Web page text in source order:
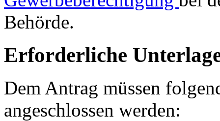
Behörde.
Erforderliche
Dem Antrag müssen
angeschlossen werden: